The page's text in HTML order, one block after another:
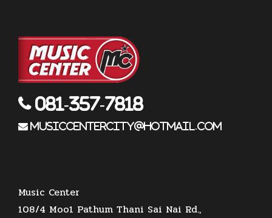
081-357-7818
musiccentercity@hotmail.com
Music Center
108/4 Moo1 Pathum Thani Sai Nai Rd.,